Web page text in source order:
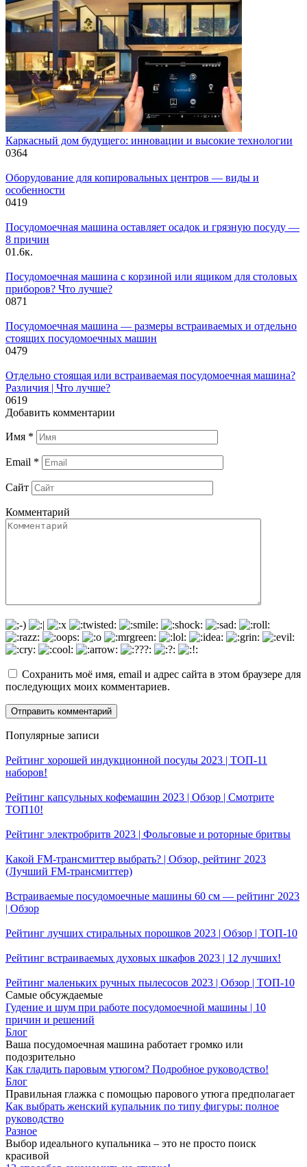
Каркасный дом будущего: инновации и высокие технологии
0364
Оборудование для копировальных центров — виды и
особенности
0419
Посудомоечная машина оставляет осадок и грязную посуду —
8 причин
01.6к.
Посудомоечная машина с корзиной или ящиком для столовых
приборов? Что лучше?
0871
Посудомоечная машина — размеры встраиваемых и отдельно
стоящих посудомоечных машин
0479
Отдельно стоящая или встраиваемая посудомоечная машина?
Различия | Что лучше?
0619
Добавить комментарии
Имя *
Email *
Сайт
Комментарий
Сохранить моё имя, email и адрес сайта в этом браузере для
последующих моих комментариев.
Популярные записи
Рейтинг хорошей индукционной посуды 2023 | ТОП-11
наборов!
Рейтинг капсульных кофемашин 2023 | Обзор | Смотрите
ТОП10!
Рейтинг электробритв 2023 | Фольговые и роторные бритвы
Какой FM-трансмиттер выбрать? | Обзор, рейтинг 2023
(Лучший FM-трансмиттер)
Встраиваемые посудомоечные машины 60 см — рейтинг 2023
| Обзор
Рейтинг лучших стиральных порошков 2023 | Обзор | ТОП-10
Рейтинг встраиваемых духовых шкафов 2023 | 12 лучших!
Рейтинг маленьких ручных пылесосов 2023 | Обзор | ТОП-10
Самые обсуждаемые
Гудение и шум при работе посудомоечной машины | 10
причин и решений
Блог
Ваша посудомоечная машина работает громко или
подозрительно
Как гладить паровым утюгом? Подробное руководство!
Блог
Правильная глажка с помощью парового утюга предполагает
Как выбрать женский купальник по типу фигуры: полное
руководство
Разное
Выбор идеального купальника – это не просто поиск
красивой